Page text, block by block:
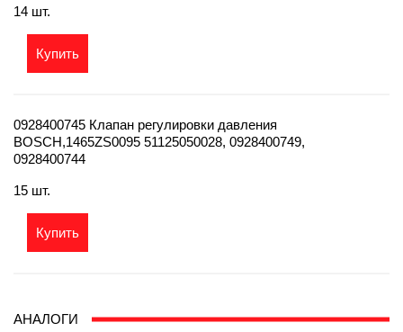
14 шт.
Купить
0928400745 Клапан регулировки давления
BOSCH,1465ZS0095 51125050028, 0928400749,
0928400744
15 шт.
Купить
АНАЛОГИ